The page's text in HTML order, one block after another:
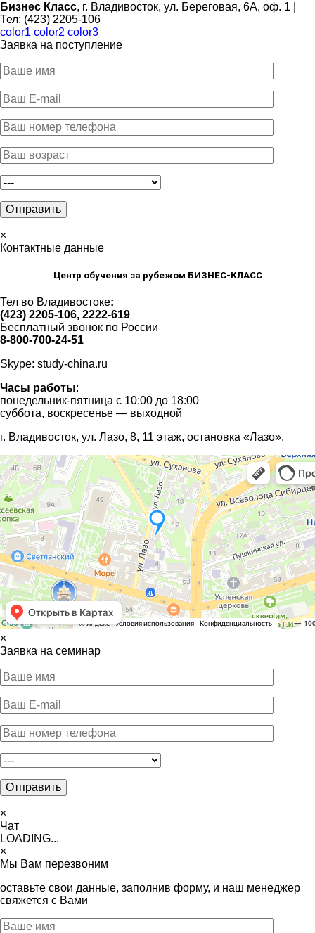
Бизнес Класс, г. Владивосток, ул. Береговая, 6А, оф. 1 |
Тел: (423) 2205-106
color1 color2 color3
Заявка на поступление
×
Контактные данные
Центр обучения за рубежом БИЗНЕС-КЛАСС
Тел во Владивостоке:
(423) 2205-106, 2222-619
Бесплатный звонок по России
8-800-700-24-51
Skype: study-china.ru
Часы работы:
понедельник-пятница с 10:00 до 18:00
суббота, воскресенье — выходной
г. Владивосток, ул. Лазо, 8, 11 этаж, остановка «Лазо».
×
Заявка на семинар
×
Чат
LOADING...
×
Мы Вам перезвоним
оставьте свои данные, заполнив форму, и наш менеджер
свяжется с Вами